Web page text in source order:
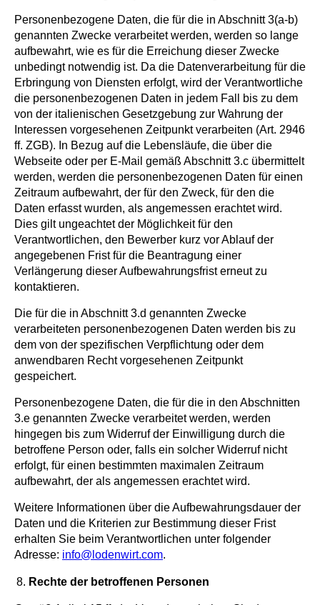
Personenbezogene Daten, die für die in Abschnitt 3(a-b)
genannten Zwecke verarbeitet werden, werden so lange
aufbewahrt, wie es für die Erreichung dieser Zwecke
unbedingt notwendig ist. Da die Datenverarbeitung für die
Erbringung von Diensten erfolgt, wird der Verantwortliche
die personenbezogenen Daten in jedem Fall bis zu dem
von der italienischen Gesetzgebung zur Wahrung der
Interessen vorgesehenen Zeitpunkt verarbeiten (Art. 2946
ff. ZGB). In Bezug auf die Lebensläufe, die über die
Webseite oder per E-Mail gemäß Abschnitt 3.c übermittelt
werden, werden die personenbezogenen Daten für einen
Zeitraum aufbewahrt, der für den Zweck, für den die
Daten erfasst wurden, als angemessen erachtet wird.
Dies gilt ungeachtet der Möglichkeit für den
Verantwortlichen, den Bewerber kurz vor Ablauf der
angegebenen Frist für die Beantragung einer
Verlängerung dieser Aufbewahrungsfrist erneut zu
kontaktieren.
Die für die in Abschnitt 3.d genannten Zwecke
verarbeiteten personenbezogenen Daten werden bis zu
dem von der spezifischen Verpflichtung oder dem
anwendbaren Recht vorgesehenen Zeitpunkt
gespeichert.
Personenbezogene Daten, die für die in den Abschnitten
3.e genannten Zwecke verarbeitet werden, werden
hingegen bis zum Widerruf der Einwilligung durch die
betroffene Person oder, falls ein solcher Widerruf nicht
erfolgt, für einen bestimmten maximalen Zeitraum
aufbewahrt, der als angemessen erachtet wird.
Weitere Informationen über die Aufbewahrungsdauer der
Daten und die Kriterien zur Bestimmung dieser Frist
erhalten Sie beim Verantwortlichen unter folgender
Adresse: info@lodenwirt.com.
Rechte der betroffenen Personen